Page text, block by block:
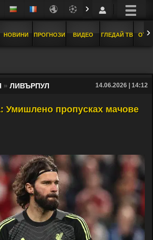
›
НОВИНИ ПРОГНОЗИ ВИДЕО ГЛЕДАЙ ТВ ›
» ЛИВЪРПУЛ 14.06.2026 | 14:12
Умишлено пропусках мачове